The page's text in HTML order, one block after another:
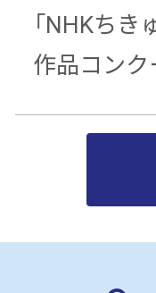
「NHKちき
作品コンク